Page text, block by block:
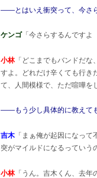
――とはいえ衝突って、今さ
ケンゴ「今さらするんですよ
小林「どこまでもバンドだな
すよ。どれだけ辛くても行き
て、人間模様で、ただ喧嘩を
――もう少し具体的に教えて
吉木 「まぁ俺が起因になっ
突がマイルドになるっていう
小林「うん。吉木くん、去年